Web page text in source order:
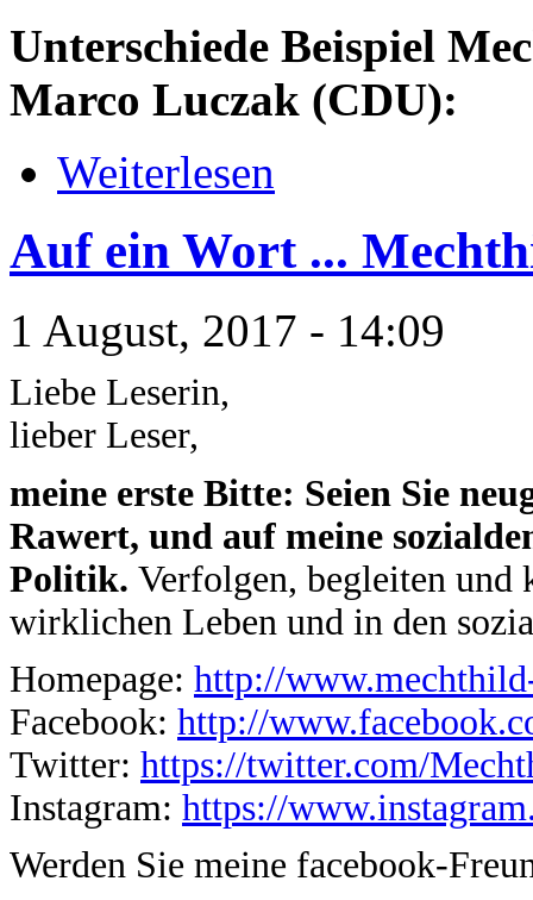
Unterschiede Beispiel
Marco Luczak (CDU):
Weiterlesen
Auf ein Wort ...
1 August, 2017 - 14:09
Liebe Leserin,
lieber Leser,
meine erste Bitte: Seien Sie
Rawert, und auf meine
Politik. Verfolgen, begleiten
wirklichen Leben und in den
Homepage: http://
Facebook: http://
Twitter: https://twitter.com/
Instagram: https://
Werden Sie meine facebook-